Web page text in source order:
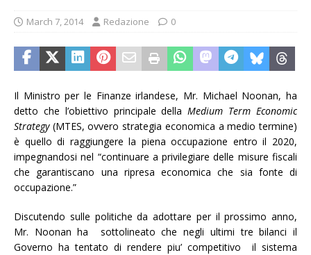
March 7, 2014 Redazione 0
Il Ministro per le Finanze irlandese, Mr. Michael Noonan, ha
detto che l’obiettivo principale dellaMedium Term Economic
Strategy(MTES, ovvero strategia economica a medio termine)
è quello di raggiungere la piena occupazione entro il 2020,
impegnandosi nel “continuare a privilegiare delle misure fiscali
che garantiscano una ripresa economica che sia fonte di
occupazione.”
Discutendo sulle politiche da adottare per il prossimo anno,
Mr. Noonan ha sottolineato che negli ultimi tre bilanci il
Governo ha tentato di rendere piu’ competitivo il sistema